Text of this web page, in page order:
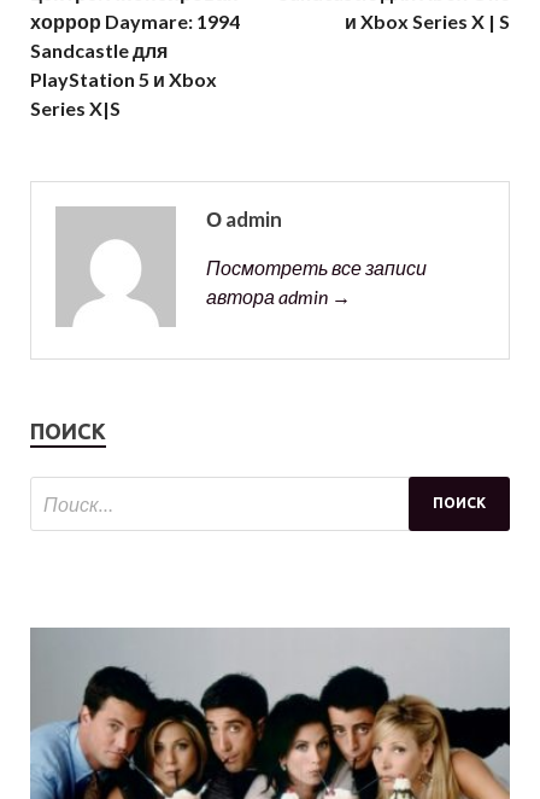
хоррор Daymare: 1994
Sandcastle для
PlayStation 5 и Xbox
Series X|S
и Xbox Series X | S
О admin
Посмотреть все записи
автора admin →
ПОИСК